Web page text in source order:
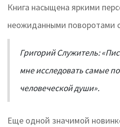
Книга насыщена яркими
неожиданными поворотами
Григорий Служитель:
мне исследовать самые
человеческой души».
Еще одной значимой